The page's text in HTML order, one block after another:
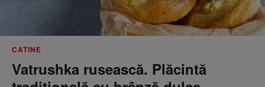
CATINE
Vatrushka rusească. Plăcintă